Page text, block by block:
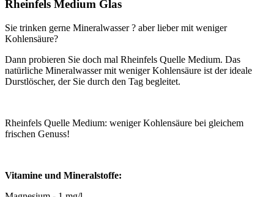
Rheinfels Medium Glas
Sie trinken gerne Mineralwasser ? aber lieber mit weniger
Kohlensäure?
Dann probieren Sie doch mal Rheinfels Quelle Medium. Das
natürliche Mineralwasser mit weniger Kohlensäure ist der ideale
Durstlöscher, der Sie durch den Tag begleitet.
Rheinfels Quelle Medium: weniger Kohlensäure bei gleichem
frischen Genuss!
Vitamine und Mineralstoffe: